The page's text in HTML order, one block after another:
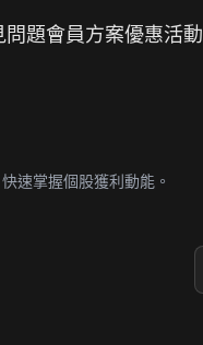
問題會員方案優惠活動
速掌握個股獲利動能。